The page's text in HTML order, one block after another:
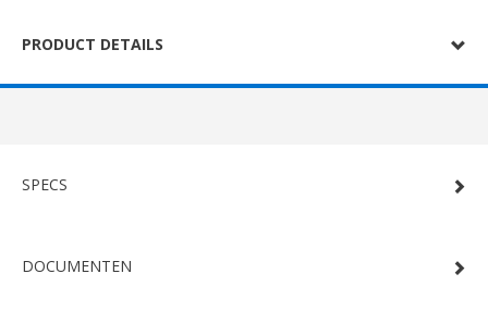
PRODUCT DETAILS
SPECS
DOCUMENTEN